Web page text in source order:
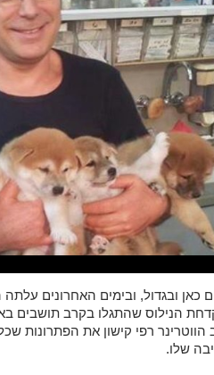
כאן ובגדול, ובימים האחרונים
הנילוס שהתגלו בקרב תושבים
הווטרינר רפי קישון את הפתרונות
שלו.